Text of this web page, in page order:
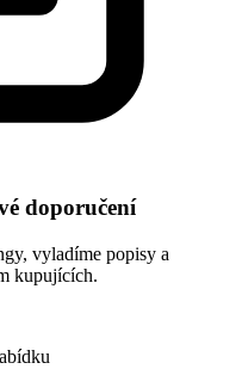
doporučení
vyladíme popisy a
kupujících.